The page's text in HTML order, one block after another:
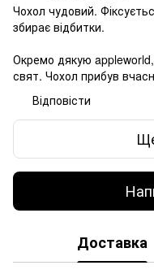
Чохол чудовий.
збирає відбитки.
Окремо дякую
свят. Чохол прибув
Відповісти
Доставка